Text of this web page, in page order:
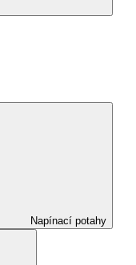
Napínací potahy